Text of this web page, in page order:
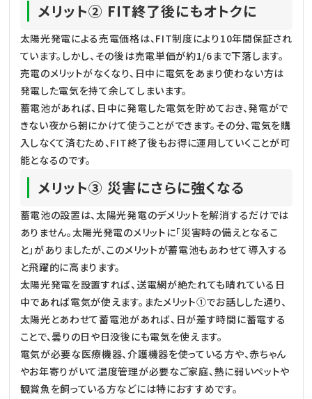
メリット② FIT終了後にもオトクに
太陽光発電による売電価格は、FIT制度により10年間保証され
ています。しかし、その後は売電単価が約1/6まで下落します。
売電のメリットがなくなり、日中に電気をあまり使わない方は
発電した電気を持て余してしまいます。
蓄電池があれば、日中に発電した電気を貯めておき、発電がで
きない夜から朝にかけて使うことができます。その分、電気を購
入しなくて済むため、FIT終了後もお得に運用していくことが可
能となるのです。
メリット③ 災害にさらに強くなる
蓄電池の設置は、太陽光発電のデメリットを解消するだけでは
ありません。太陽光発電のメリットに「災害時の備えとなるこ
と」がありましたが、このメリットが蓄電池もあわせて導入する
と飛躍的に高まります。
太陽光発電を設置すれば、送電網が絶たれても晴れている日
中であれば電気が使えます。またメリット①でお話しした通り、
太陽光とあわせて蓄電池があれば、日が差す時間に蓄電する
ことで、曇りの日や日没後にも電気を使えます。
電気が必要な医療機器、介護機器を使っている方や、赤ちゃん
やお年寄りがいて温度管理が必要なご家庭、熱に弱いペットや
観賞魚を飼っている方などには特におすすめです。